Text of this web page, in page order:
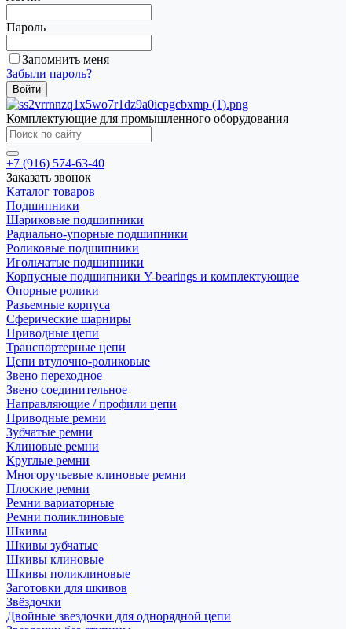
Пароль
Запомнить меня
Забыли пароль?
Комплектующие для промышленного оборудования
+7 (916) 574-63-40
Заказать звонок
Каталог товаров
Подшипники
Шариковые подшипники
Радиально-упорные подшипники
Роликовые подшипники
Игольчатые подшипники
Корпусные подшипники Y-bearings и комплектующие
Опорные ролики
Разъемные корпуса
Сферические шарниры
Приводные цепи
Транспортерные цепи
Цепи втулочно-роликовые
Звено переходное
Звено соединительное
Направляющие / профили цепи
Приводные ремни
Зубчатые ремни
Клиновые ремни
Круглые ремни
Многоручьевые клиновые ремни
Плоские ремни
Ремни вариаторные
Ремни поликлиновые
Шкивы
Шкивы зубчатые
Шкивы клиновые
Шкивы поликлиновые
Заготовки для шкивов
Звёздочки
Двойные звездочки для однорядной цепи